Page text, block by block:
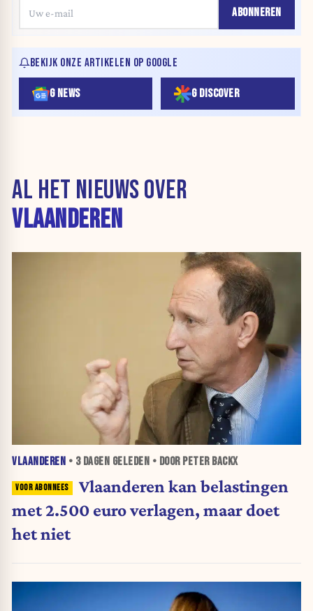
ABONNEREN
BEKIJK ONZE ARTIKELEN OP GOOGLE
G NEWS G DISCOVER
AL HET NIEUWS OVER
VLAANDEREN
VLAANDEREN • 3 DAGEN GELEDEN • DOOR PETER BACKX
Vlaanderen kan belastingen
met 2.500 euro verlagen, maar doet
het niet